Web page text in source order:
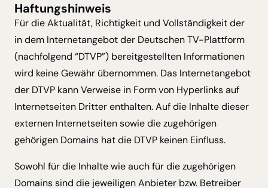
Haftungshinweis
Für die Aktualität, Richtigkeit und Vollständigkeit der
in dem Internetangebot der Deutschen TV-Plattform
(nachfolgend “DTVP”) bereitgestellten Informationen
wird keine Gewähr übernommen. Das Internetangebot
der DTVP kann Verweise in Form von Hyperlinks auf
Internetseiten Dritter enthalten. Auf die Inhalte dieser
externen Internetseiten sowie die zugehörigen
gehörigen Domains hat die DTVP keinen Einfluss.
Sowohl für die Inhalte wie auch für die zugehörigen
Domains sind die jeweiligen Anbieter bzw. Betreiber